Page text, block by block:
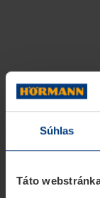
Súhlas
Táto